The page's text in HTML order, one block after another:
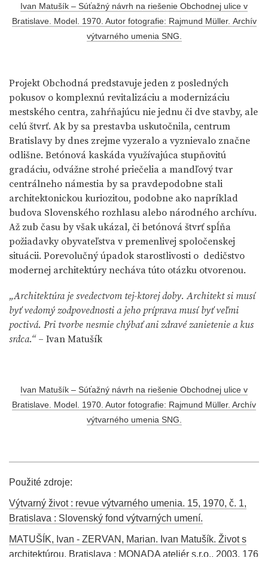
Ivan Matušík – Súťažný návrh na riešenie Obchodnej ulice v
Bratislave. Model. 1970. Autor fotografie: Rajmund Müller. Archív
výtvarného umenia SNG.
Projekt Obchodná predstavuje jeden z posledných
pokusov o komplexnú revitalizáciu a modernizáciu
mestského centra, zahŕňajúcu nie jednu či dve stavby, ale
celú štvrť. Ak by sa prestavba uskutočnila, centrum
Bratislavy by dnes zrejme vyzeralo a vyznievalo značne
odlišne. Betónová kaskáda využívajúca stupňovitú
gradáciu, odvážne strohé priečelia a mandľový tvar
centrálneho námestia by sa pravdepodobne stali
architektonickou kuriozitou, podobne ako napríklad
budova Slovenského rozhlasu alebo národného archívu.
Až zub času by však ukázal, či betónová štvrť spĺňa
požiadavky obyvateľstva v premenlivej spoločenskej
situácii. Porevolučný úpadok starostlivosti o dedičstvo
modernej architektúry necháva túto otázku otvorenou.
„Architektúra je svedectvom tej-ktorej doby. Architekt si musí
byť vedomý zodpovednosti a jeho príprava musí byť veľmi
poctivá. Pri tvorbe nesmie chýbať ani zdravé zanietenie a kus
srdca.“ – Ivan Matušík
Ivan Matušík – Súťažný návrh na riešenie Obchodnej ulice v
Bratislave. Model. 1970. Autor fotografie: Rajmund Müller. Archív
výtvarného umenia SNG.
Použité zdroje:
Výtvarný život : revue výtvarného umenia. 15, 1970, č. 1,
Bratislava : Slovenský fond výtvarných umení.
MATUŠÍK, Ivan - ZERVAN, Marian. Ivan Matušík. Život s
architektúrou. Bratislava : MONADA ateliér s.r.o., 2003. 176